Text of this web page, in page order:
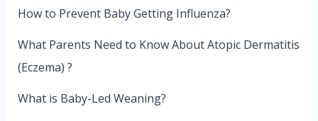
How to Prevent Baby Getting Influenza?
What Parents Need to Know About Atopic Dermatitis
(Eczema) ?
What is Baby-Led Weaning?